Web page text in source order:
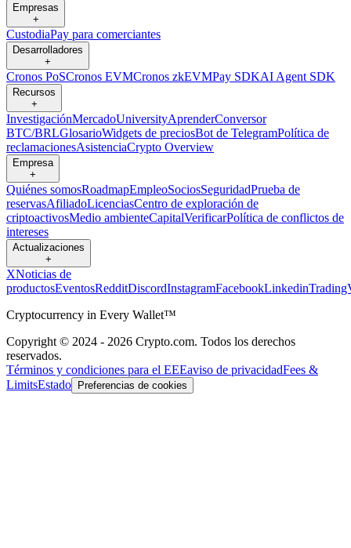
Empresas
+
CustodiaPay para comerciantes
Desarrolladores
+
Cronos PoSCronos EVMCronos zkEVMPay SDKAI Agent SDK
Recursos
+
InvestigaciónMercadoUniversityAprenderConversor
BTC/BRLGlosarioWidgets de preciosBot de TelegramPolítica de
reclamacionesAsistenciaCrypto Overview
Empresa
+
Quiénes somosRoadmapEmpleoSociosSeguridadPrueba de
reservasAfiliadoLicenciasCentro de exploración de
criptoactivosMedio ambienteCapitalVerificarPolítica de conflictos de
intereses
Actualizaciones
+
XNoticias de
productosEventosRedditDiscordInstagramFacebookLinkedin
Cryptocurrency in Every Wallet™
Copyright © 2024 - 2026 Crypto.com. Todos los derechos
reservados.
Términos y condiciones para el EEEaviso de privacidadFees &
LimitsEstado Preferencias de cookies